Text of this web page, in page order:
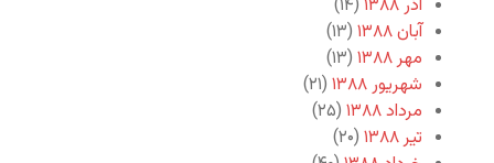
آذر ۱۳۸۸
(۱۴)
آبان ۱۳۸۸
(۱۳)
مهر ۱۳۸۸
(۱۳)
شهریور ۱۳۸۸
(۲۱)
مرداد ۱۳۸۸
(۲۵)
تیر ۱۳۸۸
(۲۰)